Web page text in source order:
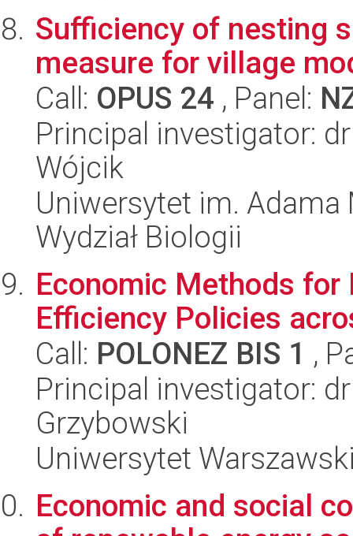
Sufficiency of nesting
measure for village
Call: OPUS 24 , Panel:
Principal investigator:
Wójcik
Uniwersytet im.
Wydział Biologii
Economic Methods for
Efficiency Policies
Call: POLONEZ BIS 1 ,
Principal investigator:
Grzybowski
Uniwersytet
Economic and social